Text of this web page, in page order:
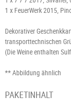
1 x FeuerWerk 2015,
Dekorativer
transporttechnischen
(Die Weine enthalten
** Abbildung ähnlich
PAKETINHALT